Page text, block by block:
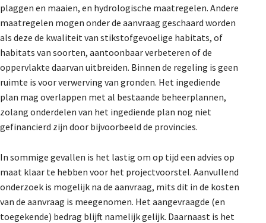
plaggen en maaien, en hydrologische maatregelen. Andere
maatregelen mogen onder de aanvraag geschaard worden
als deze de kwaliteit van stikstofgevoelige habitats, of
habitats van soorten, aantoonbaar verbeteren of de
oppervlakte daarvan uitbreiden. Binnen de regeling is geen
ruimte is voor verwerving van gronden. Het ingediende
plan mag overlappen met al bestaande beheerplannen,
zolang onderdelen van het ingediende plan nog niet
gefinancierd zijn door bijvoorbeeld de provincies.
In sommige gevallen is het lastig om op tijd een advies op
maat klaar te hebben voor het projectvoorstel. Aanvullend
onderzoek is mogelijk na de aanvraag, mits dit in de kosten
van de aanvraag is meegenomen. Het aangevraagde (en
toegekende) bedrag blijft namelijk gelijk. Daarnaast is het